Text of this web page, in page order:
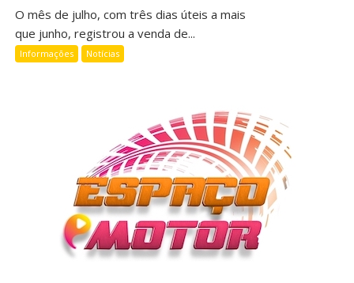
O mês de julho, com três dias úteis a mais
que junho, registrou a venda de...
Informações Notícias